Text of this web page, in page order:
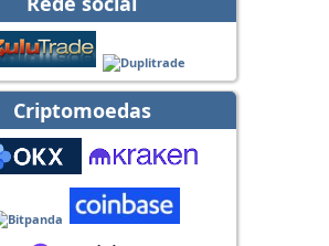
Criptomoedas